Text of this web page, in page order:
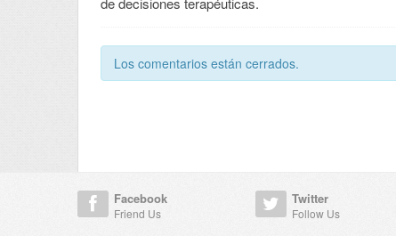
Los comentarios están cerrados.
Facebook
Friend Us
Twitter
Follow Us